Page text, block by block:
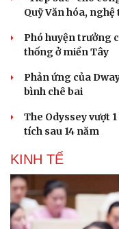
Nhi khoa
Làm đẹp - giảm cân
Phòng mạch online
Quỹ Văn hóa, nghệ
Phó huyện trưởng
thống ở miền Tây
Phản ứng của
bình chê bai
The Odyssey vượt
tích sau 14 năm
KINH TẾ